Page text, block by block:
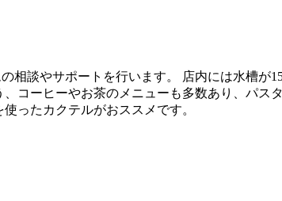
相談やサポートを行います。 店内には水槽が
コーヒーやお茶のメニューも多数あり、パス
ったカクテルがおススメです。